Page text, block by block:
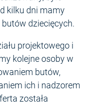
kilku dni mamy
dziecięcych.
projektowego i
kolejne osoby w
butów,
ich i nadzorem
została